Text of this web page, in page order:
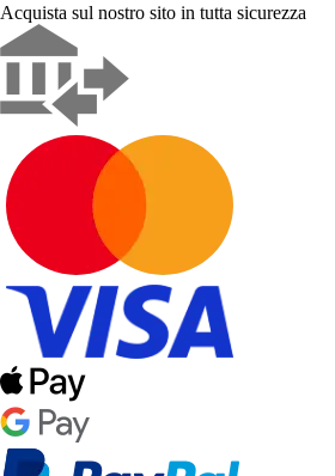
Acquista sul nostro sito in tutta sicurezza